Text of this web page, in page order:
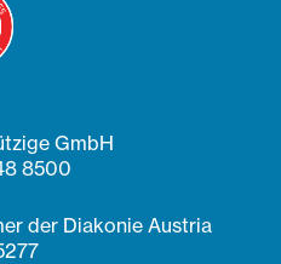
GmbH
8500
der Diakonie Austria